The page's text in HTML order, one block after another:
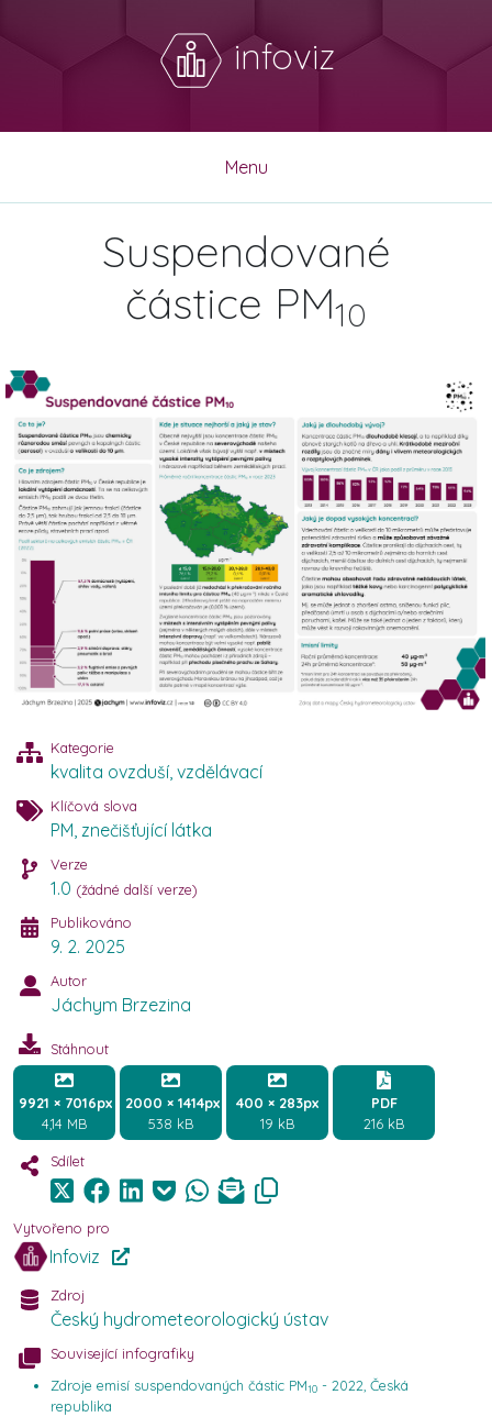
infoviz
Menu
Suspendované
částice PM10
Kategorie
kvalita ovzduší vzdělávací
Klíčová slova
PM znečišťující látka
Verze
1.0 (žádné další verze)
Publikováno
9. 2. 2025
Autor
Jáchym Brzezina
Stáhnout
9921 × 7016px
4,14 MB
2000 × 1414px
538 kB
400 × 283px
19 kB
PDF
216 kB
Sdílet
Vytvořeno pro
Infoviz
Zdroj
Český hydrometeorologický ústav
Související infografiky
Zdroje emisí suspendovaných částic PM10 - 2022, Česká
republika